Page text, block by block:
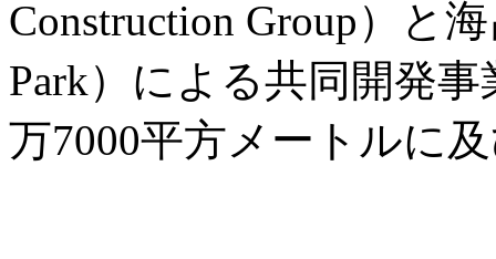
Construction Group）と
Park）による共同開発
万7000平方メートルに